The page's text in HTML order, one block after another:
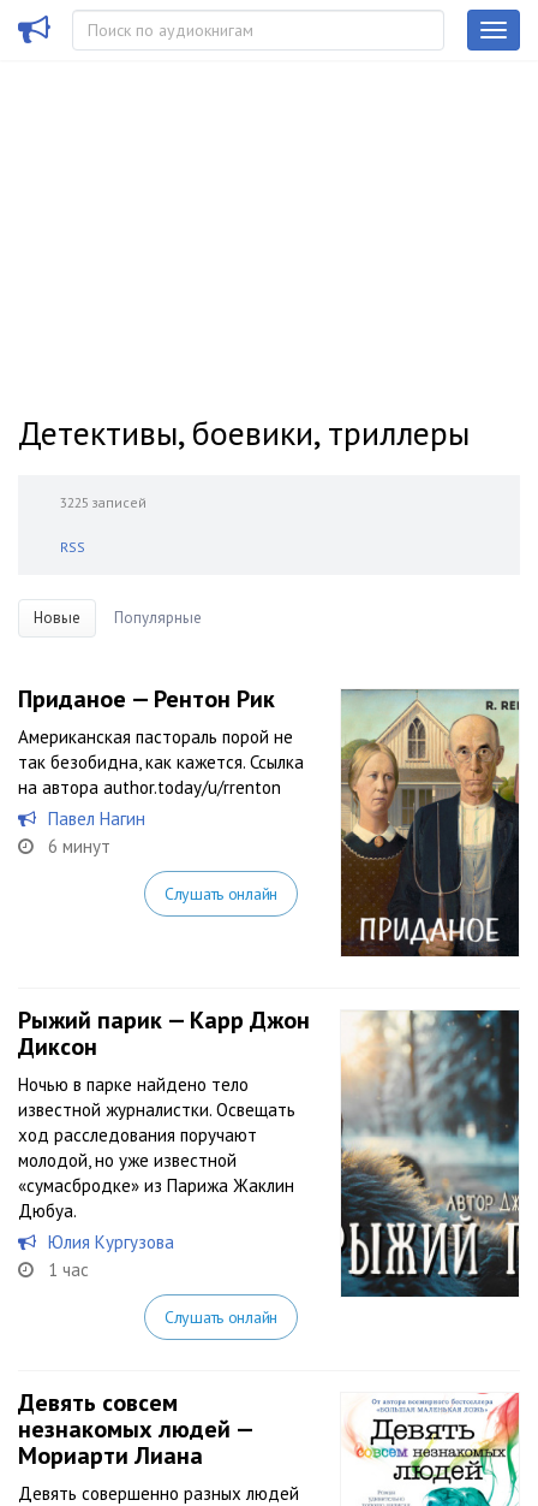
Детективы, боевики, триллеры
3225 записей
RSS
Новые Популярные
Приданое — Рентон Рик
Американская пастораль порой не
так безобидна, как кажется. Ссылка
на автора author.today/u/rrenton
Павел Нагин
6 минут
Слушать онлайн
Рыжий парик — Карр Джон
Диксон
Ночью в парке найдено тело
известной журналистки. Освещать
ход расследования поручают
молодой, но уже известной
«сумасбродке» из Парижа Жаклин
Дюбуа.
Юлия Кургузова
1 час
Слушать онлайн
Девять совсем
незнакомых людей —
Мориарти Лиана
Девять совершенно разных людей